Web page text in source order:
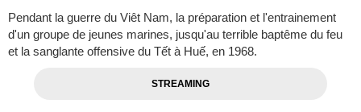
Pendant la guerre du Viêt Nam, la préparation et l'entrainement
d'un groupe de jeunes marines, jusqu'au terrible baptême du feu
et la sanglante offensive du Tết à Huế, en 1968.
STREAMING